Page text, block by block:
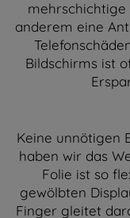
anderem eine
Bildschirms ist
Keine unnötigen
haben wir das
Folie ist so
gewölbten
Finger gleitet